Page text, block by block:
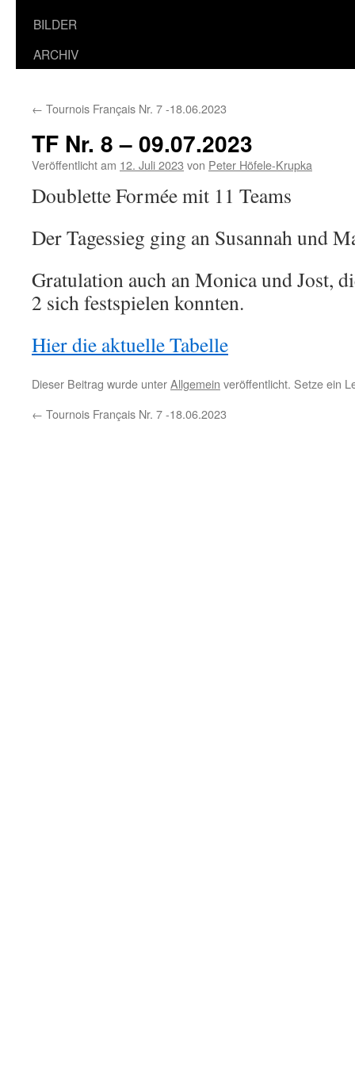
BILDER
ARCHIV
← Tournois Français Nr. 7 -18.06.2023
TF Nr. 8 – 09.07.2023
Veröffentlicht am 12. Juli 2023 von Peter Höfele-Krupka
Doublette Formée mit 11 Teams
Der Tagessieg ging an Susannah und
Gratulation auch an Monica und Jost,
2 sich festspielen konnten.
Hier die aktuelle Tabelle
Dieser Beitrag wurde unterAllgemein veröffentlicht. Setze ein
← Tournois Français Nr. 7 -18.06.2023